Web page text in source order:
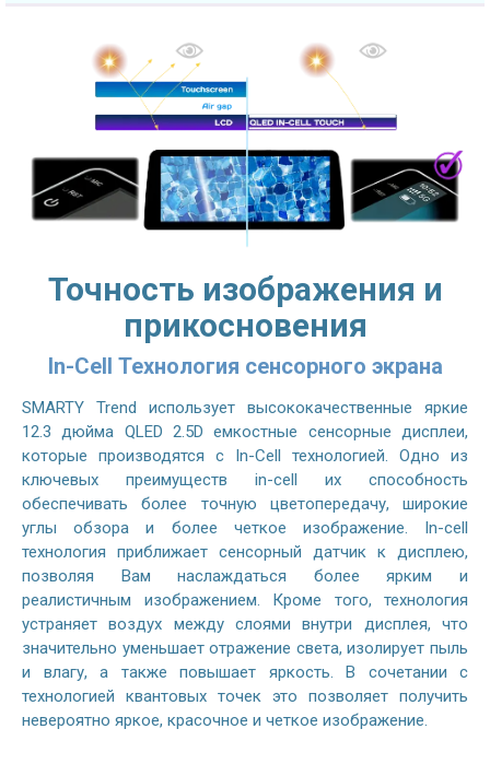
Точность изображения и
прикосновения
In-Cell Технология сенсорного экрана
SMARTY Trend использует высококачественные яркие
12.3 дюйма QLED 2.5D емкостные сенсорные дисплеи,
которые производятся с In-Cell технологией. Одно из
ключевых преимуществ in-cell их способность
обеспечивать более точную цветопередачу, широкие
углы обзора и более четкое изображение. In-cell
технология приближает сенсорный датчик к дисплею,
позволяя Вам наслаждаться более ярким и
реалистичным изображением. Кроме того, технология
устраняет воздух между слоями внутри дисплея, что
значительно уменьшает отражение света, изолирует пыль
и влагу, а также повышает яркость. В сочетании с
технологией квантовых точек это позволяет получить
невероятно яркое, красочное и четкое изображение.